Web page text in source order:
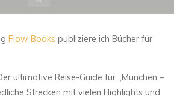
Flow Books publiziere ich Bücher für
ultimative Reise-Guide für „München –
Strecken mit vielen Highlights und